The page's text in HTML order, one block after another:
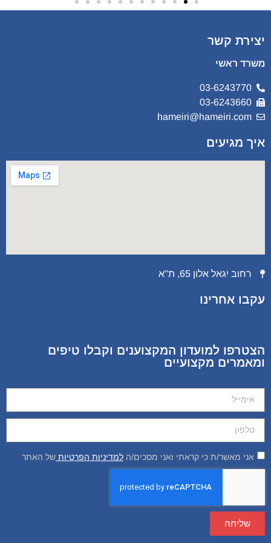
יצירת קשר
משרד ראשי
03-6243770
03-6243660
hameiri@hameiri.com
איך מגיעים
רחוב יגאל אלון 65, ת"א
עקבו אחרינו
הצטרפו למועדון המקצוענים וקבלו טיפים
ומאמרים מקצועיים
אני מאשר/ת כי קראתי ואני מסכים/ה למדיניות הפרטיות של האתר
שליחה